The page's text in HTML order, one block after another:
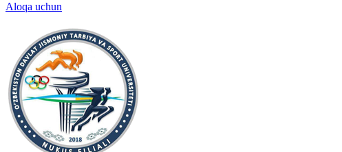
Aloqa uchun